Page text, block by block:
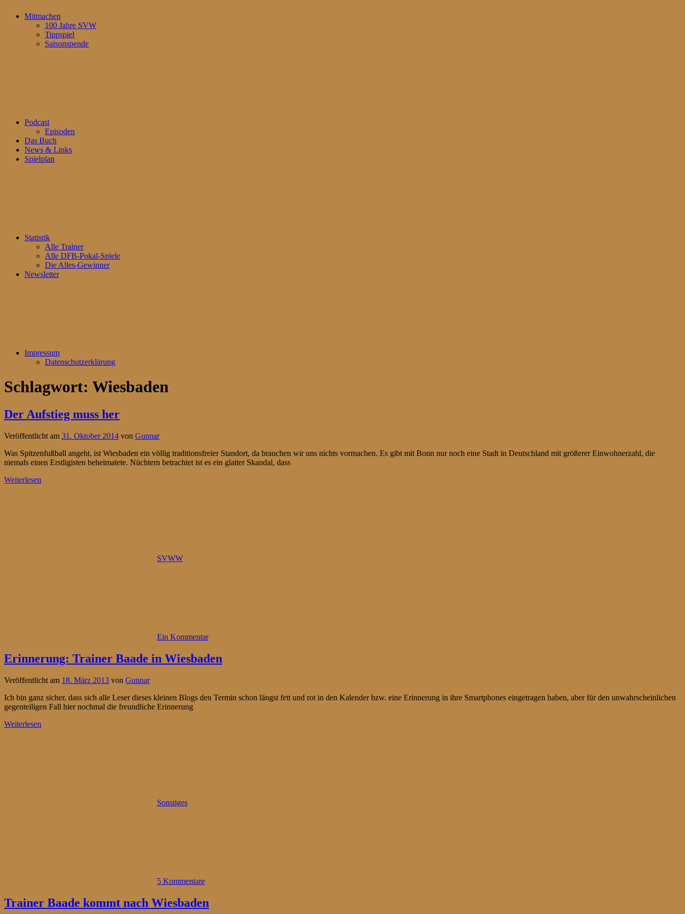
Mitmachen
100 Jahre SVW
Tippspiel
Saisonspende
Podcast
Episoden
Das Buch
News & Links
Spielplan
Statistik
Alle Trainer
Alle DFB-Pokal-Spiele
Die Alles-Gewinner
Newsletter
Impressum
Datenschutzerklärung
Schlagwort: Wiesbaden
Der Aufstieg muss her
Veröffentlicht am 31. Oktober 2014 von Gunnar
Was Spitzenfußball angeht, ist Wiesbaden ein völlig traditionsfreier Standort, da brauchen wir uns nichts vormachen. Es gibt mit Bonn nur noch eine Stadt in Deutschland mit größerer Einwohnerzahl, die
niemals einen Erstligisten beheimatete. Nüchtern betrachtet ist es ein glatter Skandal, dass
Weiterlesen
SVWW
Ein Kommentar
Erinnerung: Trainer Baade in Wiesbaden
Veröffentlicht am 18. März 2013 von Gunnar
Ich bin ganz sicher, dass sich alle Leser dieses kleinen Blogs den Termin schon längst fett und rot in den Kalender bzw. eine Erinnerung in ihre Smartphones eingetragen haben, aber für den unwahrscheinlichen
gegenteiligen Fall hier nochmal die freundliche Erinnerung
Weiterlesen
Sonstiges
5 Kommentare
Trainer Baade kommt nach Wiesbaden